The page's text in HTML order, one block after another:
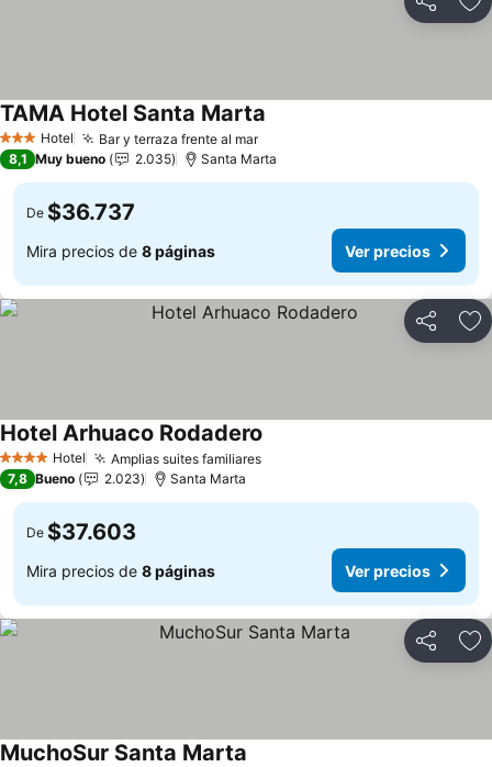
Compartir
3 Estrellas
Hotel Bar y terraza frente al mar
TAMA Hotel Santa Marta
8,1 Muy bueno 2.035 Santa Marta
De $36.737
Mira precios de 8 páginas Ver precios
Compartir
4 EstrellasHotel Amplias suites familiares
Hotel Arhuaco Rodadero
7,8 Bueno 2.023 Santa Marta
De $37.603
Mira precios de 8 páginas Ver precios
Compartir
MuchoSur Santa Marta